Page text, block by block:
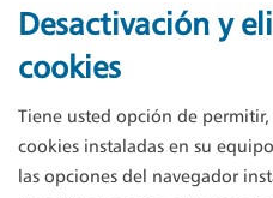
Desactivación y
cookies
Tiene usted opción de
cookies instaladas en su
las opciones del navegador